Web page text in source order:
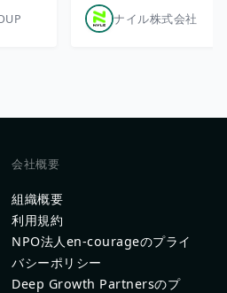
ナイル株式会社
会社概要
組織概要
利用規約
NPO法人en-courageのプライ
バシーポリシー
Deep Growth Partnersのプ